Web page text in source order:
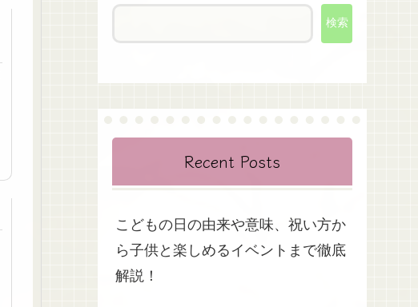
検索
Recent Posts
こどもの日の由来や意味、祝い方か
ら子供と楽しめるイベントまで徹底
解説！